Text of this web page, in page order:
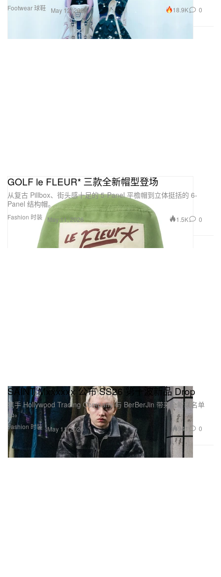
Footwear 球鞋 May 12, 2026 18.9K 0
Fashion 时装
GOLF le FLEUR* 三款全新帽型登场
从复古 Pillbox、街头感十足的 5-Panel 平檐帽到立体挺括的 6-
Panel 结构帽。
May 11, 2026 1.5K 0
Fashion 时装
SAINT Mxxxxxx 公布 SS26 第十波新品 Drop
携手 Hollywood Trading Company 与 BerBerJin 带来全新联名单
品。
May 11, 2026 941 0